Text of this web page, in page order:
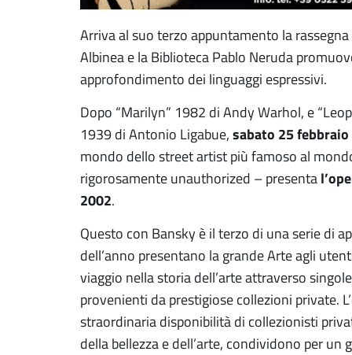
Arriva al suo terzo appuntamento la
Albinea e la Biblioteca Pablo Neruda
approfondimento dei linguaggi espressivi.
Dopo “Marilyn” 1982 di Andy Warhol, e
1939 di Antonio Ligabue, sabato 25 febbraio
mondo dello street artist più famoso al
rigorosamente unauthorized – presenta
2002.
Questo con Bansky è il terzo di una serie di
dell’anno presentano la grande Arte agli
viaggio nella storia dell’arte attraverso
provenienti da prestigiose collezioni private.
straordinaria disponibilità di collezionisti
della bellezza e dell’arte, condividono per